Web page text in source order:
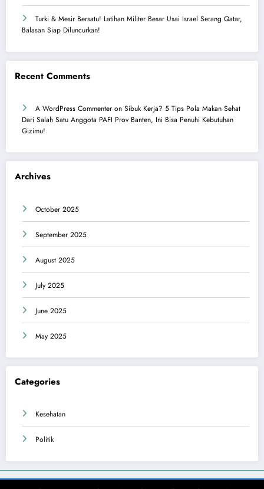
Turki & Mesir Bersatu! Latihan Militer Besar Usai Israel Serang Qatar,
Balasan Siap Diluncurkan!
Recent Comments
A WordPress Commenter on Sibuk Kerja? 5 Tips Pola Makan Sehat
Dari Salah Satu Anggota PAFI Prov Banten, Ini Bisa Penuhi Kebutuhan
Gizimu!
Archives
October 2025
September 2025
August 2025
July 2025
June 2025
May 2025
Categories
Kesehatan
Politik